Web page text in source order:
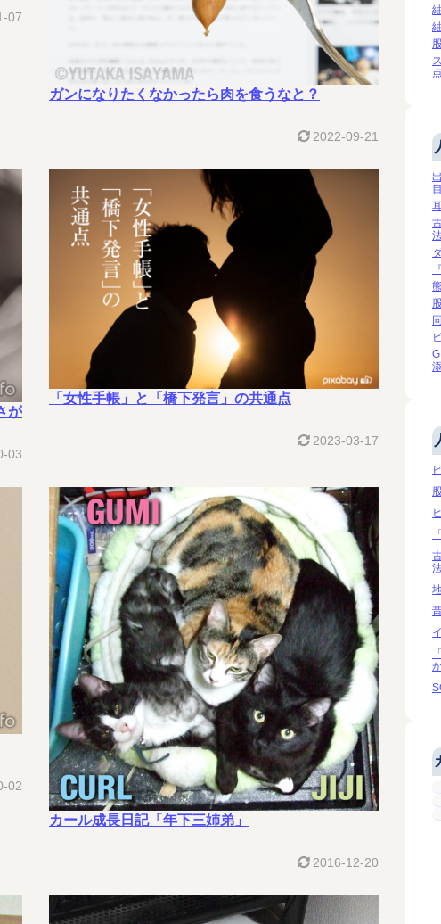
07
ガンになりたくなかったら肉を食うなと？
2022-09-21
が
03
「女性手帳」と「橋下発言」の共通点
2023-03-17
02
カール成長日記「年下三姉弟」
2016-12-20
目